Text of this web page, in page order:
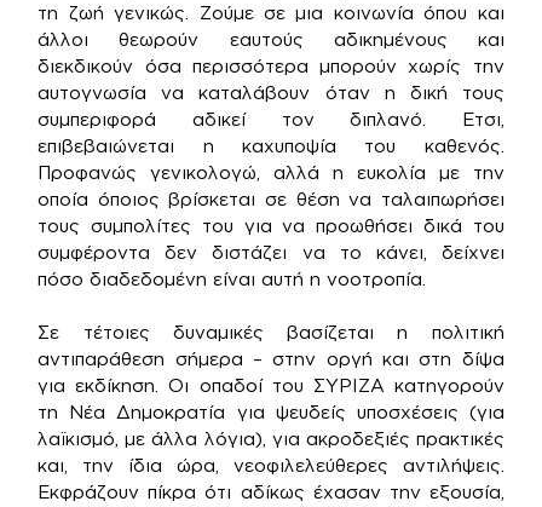
τη ζωή γενικώς. Ζούμε σε μια κοινωνία όπου και
άλλοι θεωρούν εαυτούς αδικημένους και
διεκδικούν όσα περισσότερα μπορούν χωρίς την
αυτογνωσία να καταλάβουν όταν η δική τους
συμπεριφορά αδικεί τον διπλανό. Ετσι,
επιβεβαιώνεται η καχυποψία του καθενός.
Προφανώς γενικολογώ, αλλά η ευκολία με την
οποία όποιος βρίσκεται σε θέση να ταλαιπωρήσει
τους συμπολίτες του για να προωθήσει δικά του
συμφέροντα δεν διστάζει να το κάνει, δείχνει
πόσο διαδεδομένη είναι αυτή η νοοτροπία.
Σε τέτοιες δυναμικές βασίζεται η πολιτική
αντιπαράθεση σήμερα – στην οργή και στη δίψα
για εκδίκηση. Οι οπαδοί του ΣΥΡΙΖΑ κατηγορούν
τη Νέα Δημοκρατία για ψευδείς υποσχέσεις (για
λαϊκισμό, με άλλα λόγια), για ακροδεξιές πρακτικές
και, την ίδια ώρα, νεοφιλελεύθερες αντιλήψεις.
Εκφράζουν πίκρα ότι αδίκως έχασαν την εξουσία,